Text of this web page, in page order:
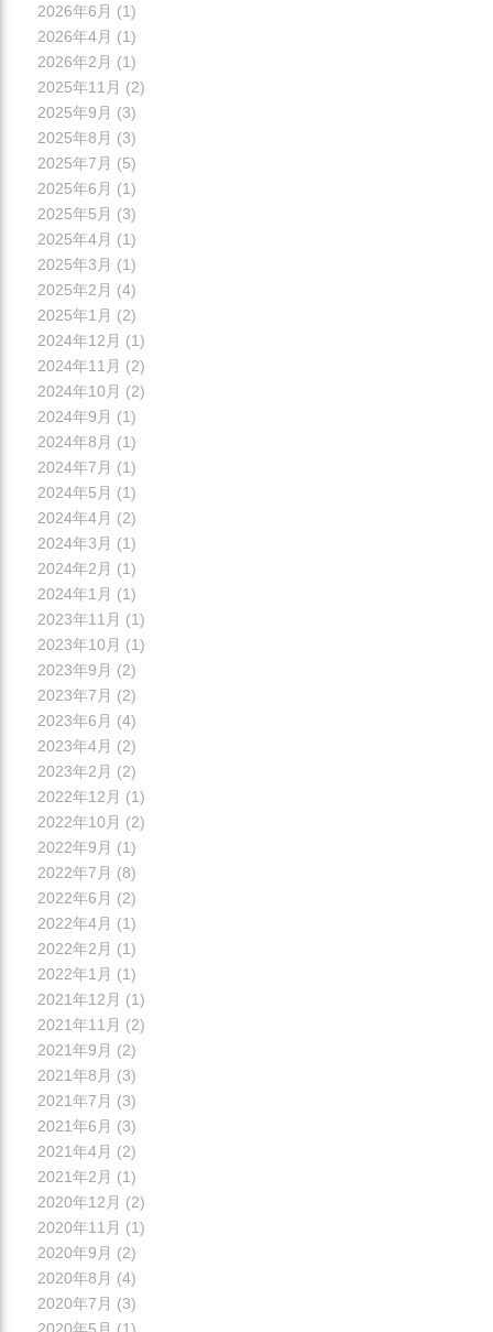
2026年6月 (1)
2026年4月 (1)
2026年2月 (1)
2025年11月 (2)
2025年9月 (3)
2025年8月 (3)
2025年7月 (5)
2025年6月 (1)
2025年5月 (3)
2025年4月 (1)
2025年3月 (1)
2025年2月 (4)
2025年1月 (2)
2024年12月 (1)
2024年11月 (2)
2024年10月 (2)
2024年9月 (1)
2024年8月 (1)
2024年7月 (1)
2024年5月 (1)
2024年4月 (2)
2024年3月 (1)
2024年2月 (1)
2024年1月 (1)
2023年11月 (1)
2023年10月 (1)
2023年9月 (2)
2023年7月 (2)
2023年6月 (4)
2023年4月 (2)
2023年2月 (2)
2022年12月 (1)
2022年10月 (2)
2022年9月 (1)
2022年7月 (8)
2022年6月 (2)
2022年4月 (1)
2022年2月 (1)
2022年1月 (1)
2021年12月 (1)
2021年11月 (2)
2021年9月 (2)
2021年8月 (3)
2021年7月 (3)
2021年6月 (3)
2021年4月 (2)
2021年2月 (1)
2020年12月 (2)
2020年11月 (1)
2020年9月 (2)
2020年8月 (4)
2020年7月 (3)